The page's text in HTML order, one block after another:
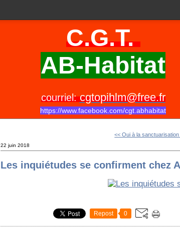
C.G.T.
AB-Habitat
courriel:cgtopihlm@free.fr
https://www.facebook.com/cgt.abhabitat
<< Oui à la sanctuarisation
22 juin 2018
Les inquiétudes se confirment chez
Repost 0